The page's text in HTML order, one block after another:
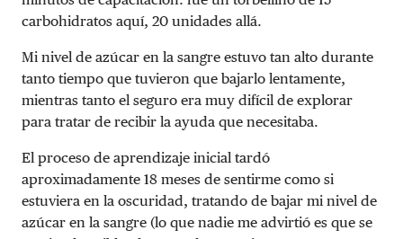
carbohidratos aquí, 20 unidades allá.
Mi nivel de azúcar en la sangre estuvo tan alto durante
tanto tiempo que tuvieron que bajarlo lentamente,
mientras tanto el seguro era muy difícil de explorar
para tratar de recibir la ayuda que necesitaba.
El proceso de aprendizaje inicial tardó
aproximadamente 18 meses de sentirme como si
estuviera en la oscuridad, tratando de bajar mi nivel de
azúcar en la sangre (lo que nadie me advirtió es que se